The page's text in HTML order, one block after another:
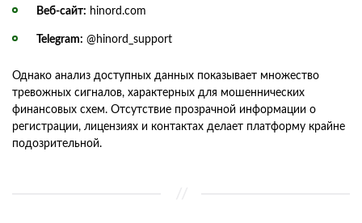
Веб-сайт: hinord.com
Telegram: @hinord_support
Однако анализ доступных данных показывает множество
тревожных сигналов, характерных для мошеннических
финансовых схем. Отсутствие прозрачной информации о
регистрации, лицензиях и контактах делает платформу крайне
подозрительной.